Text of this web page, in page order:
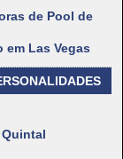
de Pool de
Las Vegas